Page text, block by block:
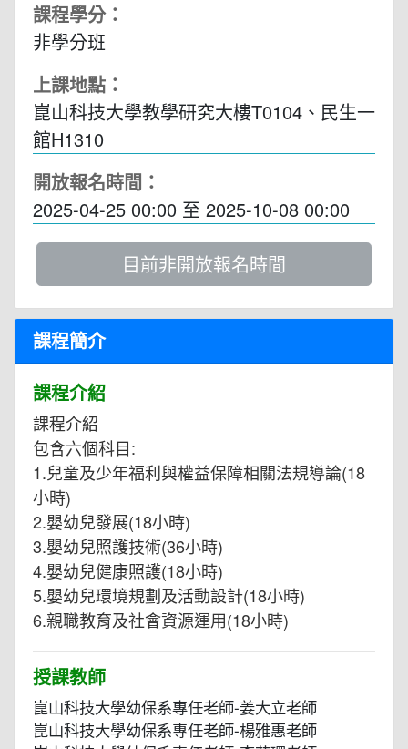
課程學分：
非學分班
上課地點：
崑山科技大學教學研究大樓T0104、民生一
館H1310
開放報名時間：
2025-04-25 00:00 至 2025-10-08 00:00
目前非開放報名時間
課程簡介
課程介紹
課程介紹
包含六個科目:
1.兒童及少年福利與權益保障相關法規導論(18
小時)
2.嬰幼兒發展(18小時)
3.嬰幼兒照護技術(36小時)
4.嬰幼兒健康照護(18小時)
5.嬰幼兒環境規劃及活動設計(18小時)
6.親職教育及社會資源運用(18小時)
授課教師
崑山科技大學幼保系專任老師-姜大立老師
崑山科技大學幼保系專任老師-楊雅惠老師